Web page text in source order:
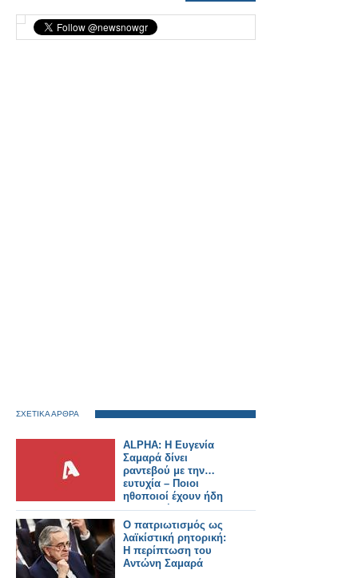
ΣΧΕΤΙΚΑ ΑΡΘΡΑ
ALPHA: Η Ευγενία
Σαμαρά δίνει
ραντεβού με την…
ευτυχία – Ποιοι
ηθοποιοί έχουν ήδη
συμφωνήσει για τη
νέα σειρά
Ο πατριωτισμός ως
λαϊκίστική ρητορική:
Η περίπτωση του
Αντώνη Σαμαρά